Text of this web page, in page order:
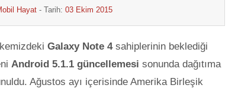
Hayat - Tarih: 03 Ekim 2015
Galaxy Note 4 sahiplerinin beklediği
Android 5.1.1 güncellemesi sonunda dağıtıma
Ağustos ayı içerisinde Amerika Birleşik